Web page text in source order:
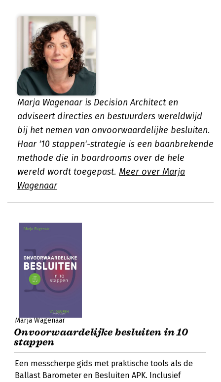
Marja Wagenaar is Decision Architect en
adviseert directies en bestuurders wereldwijd
bij het nemen van onvoorwaardelijke besluiten.
Haar '10 stappen'-strategie is een baanbrekende
methode die in boardrooms over de hele
wereld wordt toegepast. Meer over Marja
Wagenaar
Marja Wagenaar
Onvoorwaardelijke besluiten in 10
stappen
Een messcherpe gids met praktische tools als de
Ballast Barometer en Besluiten APK. Inclusief